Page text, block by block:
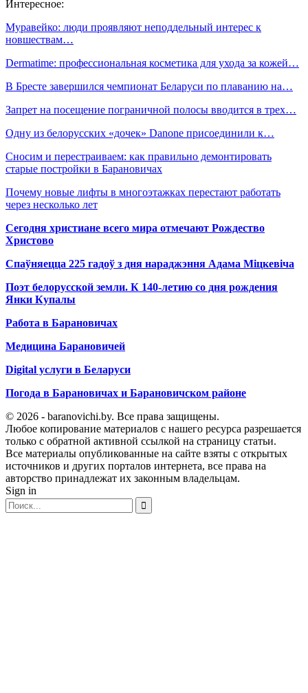
Интересное:
Муравейко: люди проявляют неподдельный интерес к
новшествам…
Dermatime: профессиональная косметика для ухода за кожей…
В Бресте завершился чемпионат Беларуси по плаванию на…
Запрет на посещение пограничной полосы вводится в трех…
Одну из белорусских «дочек» Danone присоединили к…
Сносим и перестраиваем: как правильно демонтировать
старые постройки в Барановичах
Почему новые лифты в многоэтажках перестают работать
через несколько лет
Сегодня христиане всего мира отмечают Рождество
Христово
Спаўняецца 225 гадоў з дня нараджэння Адама Міцкевіча
Поэт белорусской земли. К 140-летию со дня рождения
Янки Купалы
Работа в Барановичах
Медицина Барановичей
Digital услуги в Беларуси
Погода в Барановичах и Барановичском районе
© 2026 - baranovichi.by. Все права защищены.
Любое копирование материалов с нашего ресурса разрешается
только с обратной активной ссылкой на страницу статьи.
Все материалы опубликованные на сайте взяты с открытых
источников и других порталов интернета, все права на
авторство принадлежат их законным владельцам.
Sign in